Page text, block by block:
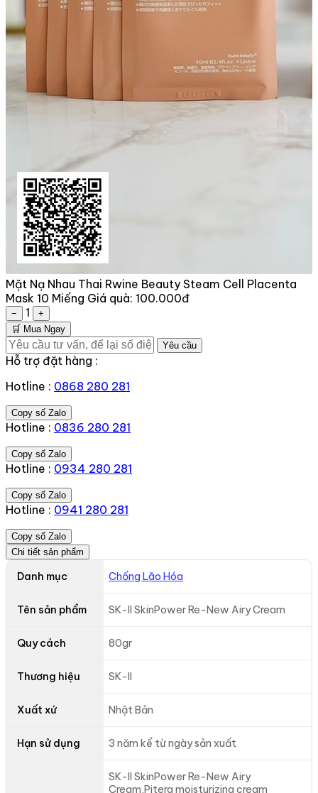
Mặt Nạ Nhau Thai Rwine Beauty Steam Cell Placenta
Mask 10 Miếng Giá quà: 100.000đ
− 1
+
🛒 Mua Ngay
Yêu cầu
Hỗ trợ đặt hàng :
Hotline : 0868 280 281
Copy số Zalo
Hotline : 0836 280 281
Copy số Zalo
Hotline : 0934 280 281
Copy số Zalo
Hotline : 0941 280 281
Copy số Zalo
Chi tiết sản phẩm
Danh mục Chống Lão Hóa
Tên sản phẩm SK-II SkinPower Re-New Airy Cream
Quy cách 80gr
Thương hiệu SK-II
Xuất xứ Nhật Bản
Hạn sử dụng 3 năm kể từ ngày sản xuất
SK-II SkinPower Re-New Airy
Cream,Pitera moisturizing cream